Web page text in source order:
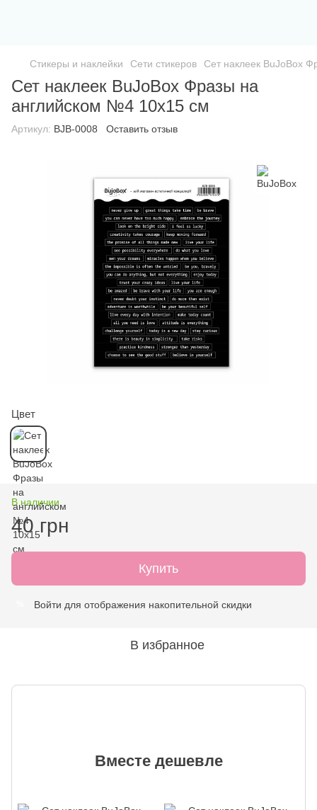
Стикеры и наклейки Сети стикеров Сет наклеек BuJoBox
Сет наклеек BuJoBox Фразы на
английском №4 10х15 см
Артикул: BJB-0008 Оставить отзыв
Цвет
В наличии
40 грн
Купить
Войти для отображения накопительной скидки
В избранное
Вместе дешевле